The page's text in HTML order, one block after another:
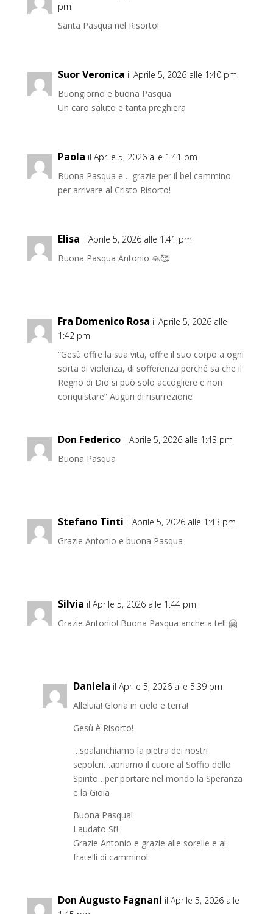
pm
Santa Pasqua nel Risorto!
Suor Veronica il Aprile 5, 2026 alle 1:40 pm
Buongiorno e buona Pasqua
Un caro saluto e tanta preghiera
Paola il Aprile 5, 2026 alle 1:41 pm
Buona Pasqua e… grazie per il bel cammino
per arrivare al Cristo Risorto!
Elisa il Aprile 5, 2026 alle 1:41 pm
Buona Pasqua Antonio 🙏🥰
Fra Domenico Rosa il Aprile 5, 2026 alle
1:42 pm
“Gesù offre la sua vita, offre il suo corpo a ogni
sorta di violenza, di sofferenza perché sa che il
Regno di Dio si può solo accogliere e non
conquistare” Auguri di risurrezione
Don Federico il Aprile 5, 2026 alle 1:43 pm
Buona Pasqua
Stefano Tinti il Aprile 5, 2026 alle 1:43 pm
Grazie Antonio e buona Pasqua
Silvia il Aprile 5, 2026 alle 1:44 pm
Grazie Antonio! Buona Pasqua anche a te!! 🤗
Daniela il Aprile 5, 2026 alle 5:39 pm
Alleluia! Gloria in cielo e terra!
Gesù è Risorto!
…spalanchiamo la pietra dei nostri
sepolcri…apriamo il cuore al Soffio dello
Spirito…per portare nel mondo la Speranza
e la Gioia
Buona Pasqua!
Laudato Si’!
Grazie Antonio e grazie alle sorelle e ai
fratelli di cammino!
Don Augusto Fagnani il Aprile 5, 2026 alle